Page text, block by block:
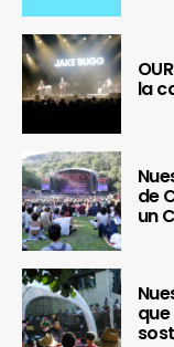
la
de
un